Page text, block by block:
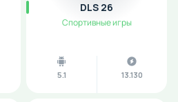
DLS 26
Спортивные игры
5.1 13.130